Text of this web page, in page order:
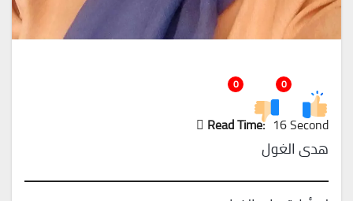
0
0
Read Time: 16 Second
هدى الغول